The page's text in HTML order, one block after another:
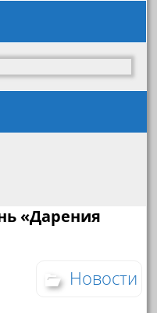
«Дарения
Новости